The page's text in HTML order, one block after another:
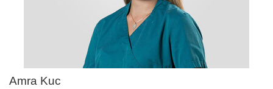
Amra Kuc